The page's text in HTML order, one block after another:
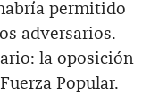
permitido
adversarios.
la oposición
Popular.